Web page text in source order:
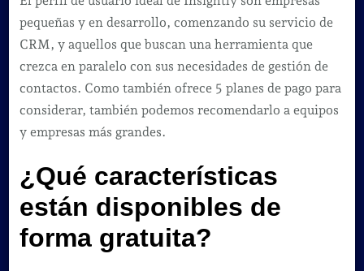
pequeñas y en desarrollo, comenzando su servicio de
CRM, y aquellos que buscan una herramienta que
crezca en paralelo con sus necesidades de gestión de
contactos. Como también ofrece 5 planes de pago para
considerar, también podemos recomendarlo a equipos
y empresas más grandes.
¿Qué características
están disponibles de
forma gratuita?